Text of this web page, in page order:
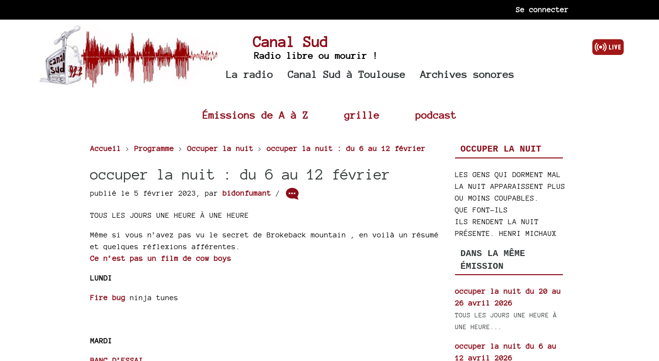
Se connecter
Canal Sud
Radio libre ou mourir !
La radio Canal Sud à Toulouse Archives sonores
Émissions de A à Z grille podcast
Accueil > Programme >Occuper la nuit >occuper la nuit : du 6 au 12 février
occuper la nuit : du 6 au 12 février
publié le 5 février 2023 par bidonfumant /
TOUS LES JOURS UNE HEURE À UNE HEURE
Même si vous n’avez pas vu le secret de Brokeback mountain , en voilà un résumé
et quelques réflexions afférentes.
Ce n’est pas un film de cow boys
LUNDI
Fire bug ninja tunes
MARDI
OCCUPER LA NUIT
LES GENS QUI DORMENT MAL
LA NUIT APPARAISSENT PLUS
OU MOINS COUPABLES.
QUE FONT-ILS
ILS RENDENT LA NUIT
PRÉSENTE. HENRI MICHAUX
DANS LA MÊME
ÉMISSION
occuper la nuit du 20 au
26 avril 2026
TOUS LES JOURS UNE HEURE À
UNE HEURE...
occuper la nuit du 6 au
12 avril 2026